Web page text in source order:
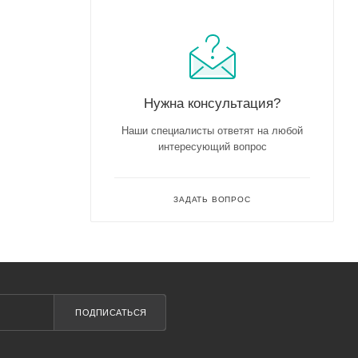
Нужна консультация?
Наши специалисты ответят на любой
интересующий вопрос
ЗАДАТЬ ВОПРОС
ПОДПИСАТЬСЯ